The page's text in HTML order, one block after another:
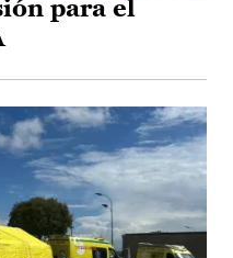
para el